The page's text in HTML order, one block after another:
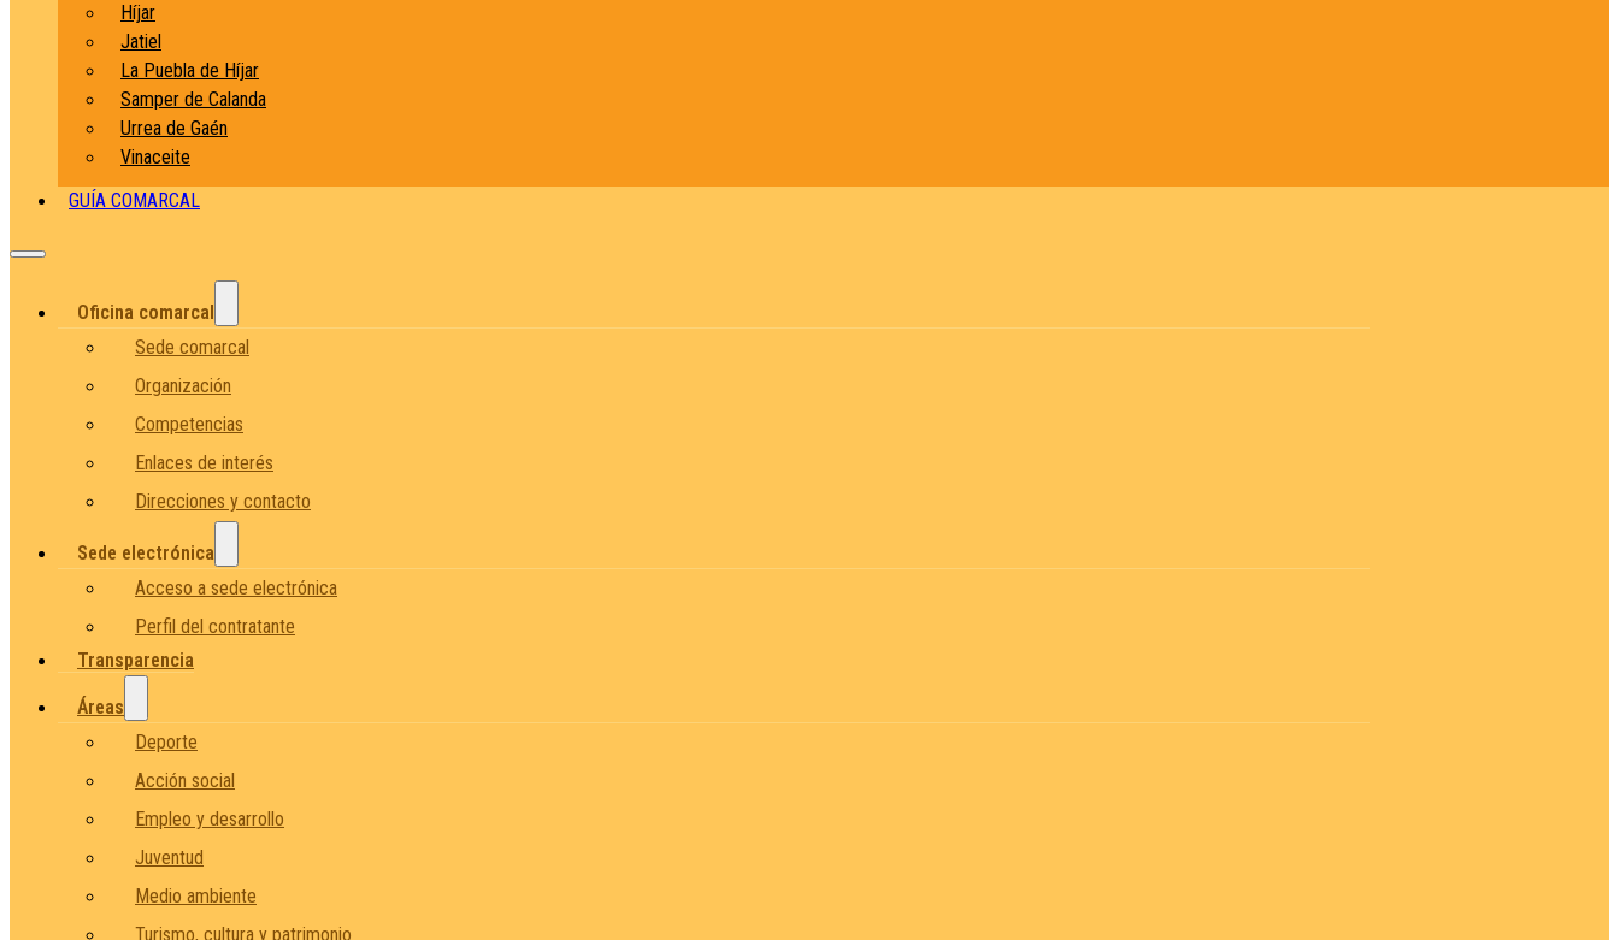
Híjar
Jatiel
La Puebla de Híjar
Samper de Calanda
Urrea de Gaén
Vinaceite
GUÍA COMARCAL
Oficina comarcal
Sede comarcal
Organización
Competencias
Enlaces de interés
Direcciones y contacto
Sede electrónica
Acceso a sede electrónica
Perfil del contratante
Transparencia
Áreas
Deporte
Acción social
Empleo y desarrollo
Juventud
Medio ambiente
Turismo, cultura y patrimonio